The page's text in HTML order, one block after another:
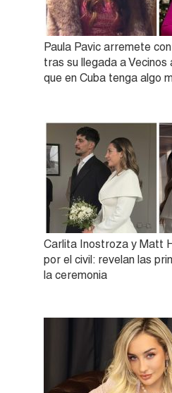
Paula Pavic arremete
tras su llegada a
que en Cuba tenga algo
Carlita Inostroza y Matt
por el civil: revelan las
la ceremonia